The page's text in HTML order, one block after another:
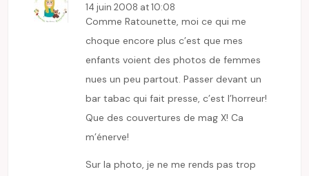
14 juin 2008 at 10:08
Comme Ratounette, moi ce qui me
choque encore plus c’est que mes
enfants voient des photos de femmes
nues un peu partout. Passer devant un
bar tabac qui fait presse, c’est l’horreur!
Que des couvertures de mag X! Ca
m’énerve!
Sur la photo, je ne me rends pas trop